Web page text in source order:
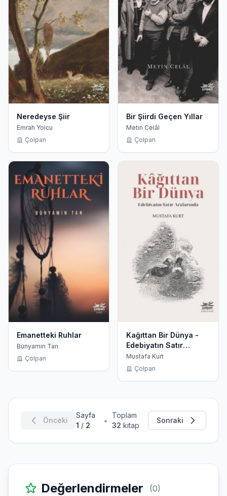
Neredeyse Şiir
Emrah Yolcu
Çolpan
Bir Şiirdi Geçen Yıllar
Metin Celâl
Çolpan
Emanetteki Ruhlar
Bünyamin Tan
Çolpan
Kağıttan Bir Dünya -
Edebiyatın Satır
Aralarında
Mustafa Kurt
Çolpan
Önceki
Sayfa
1 / 2 •
Toplam
32 kitap
Sonraki
Değerlendirmeler (0)